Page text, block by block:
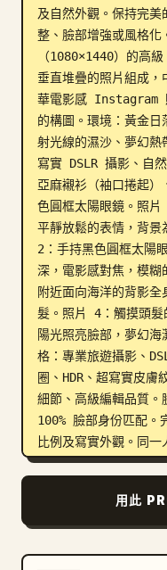
更新
及自然外觀。保持完美
整、臉部增強或風格
（1080×1440）的
垂直堆疊的照片組成
華電影感 Instagram
的構圖。環境：黃金日
射光線的濕沙、夢幻熱
寫實 DSLR 攝影、自
亞麻襯衫（袖口捲起
色圓框太陽眼鏡。照片
平靜放鬆的表情，背景
2：手持黑色圓框太陽
深，電影感對焦，模
附近面向海洋的背影
髮。照片 4：觸摸頭髮
陽光照亮臉部，夢幻
格：專業旅遊攝影、
圈、HDR、超寫實皮
細節、高級編輯品質。
100% 臉部身份匹配。
比例及寫實外觀。同一
負面提示詞：不同的
的解剖結構、多餘的
度、過度曝光、浮水印
用此